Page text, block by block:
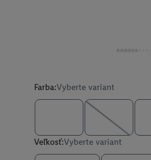
Farba:Vyberte variant
Veľkosť:Vyberte variant